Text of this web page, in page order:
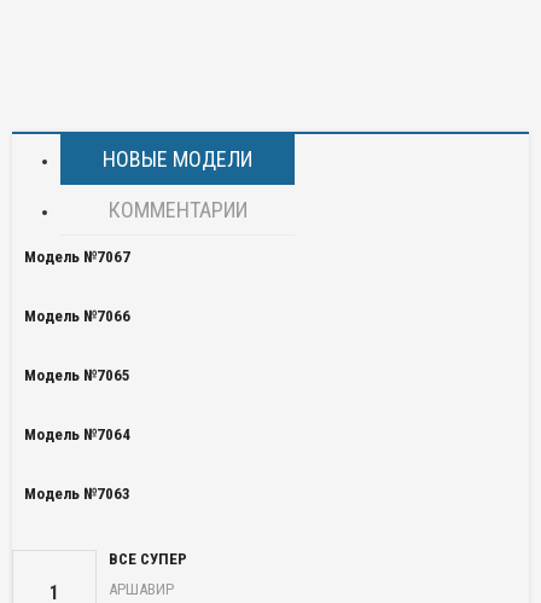
НОВЫЕ МОДЕЛИ
КОММЕНТАРИИ
Модель №7067
Модель №7066
Модель №7065
Модель №7064
Модель №7063
1
ВСЕ СУПЕР
АРШАВИР